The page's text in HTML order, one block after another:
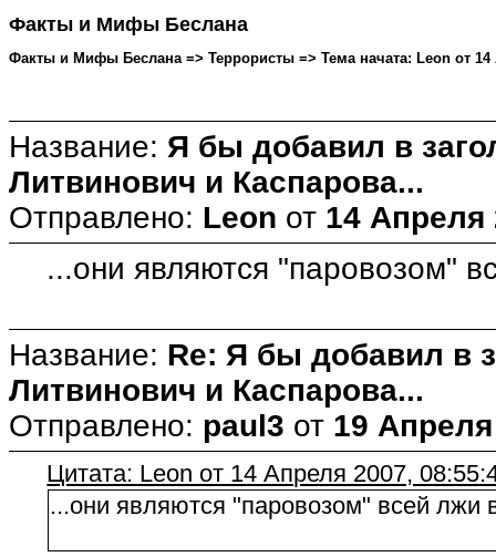
Факты и Мифы Беслана
Факты и Мифы Беслана => Террористы => Тема начата: Leon от 14
Название: Я бы добавил в
Литвинович и Каспарова...
Отправлено: Leon от 14 Апреля
...они являются "паровозом"
Название: Re: Я бы добавил в
Литвинович и Каспарова...
Отправлено: paul3 от 19
Цитата: Leon от 14 Апреля 2007,
...они являются "паровозом" всей лжи